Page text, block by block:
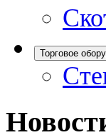
Торговое